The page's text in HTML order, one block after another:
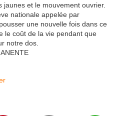
et le mouvement ouvrier.
nationale appelée par
une nouvelle fois dans ce
le coût de la vie pendant que
notre dos.